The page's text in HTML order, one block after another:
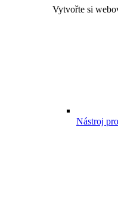
Vytvořte si
Nástroj